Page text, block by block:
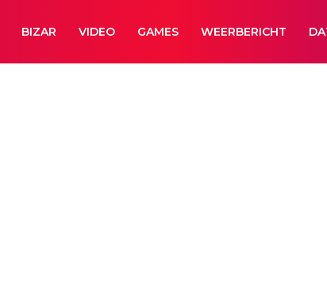
BIZAR VIDEO GAMES WEERBERICHT